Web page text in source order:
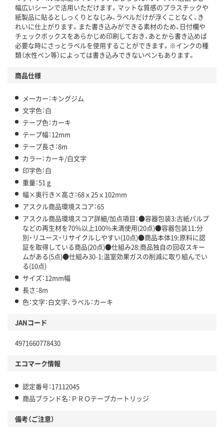
この商品の環境配慮ポイントです。下記商品詳細「
アスクル商品環境スコア詳細／加点項目
」で確認できます。
幅広いシーンで活用いただけます。マットな質感のプラスチックや
紙製品に貼るとしっくりとなじみ、ラベルだけが浮くことなく、き
れいに仕上がります。また書き込みができる素材のため、日付欄や
チェックボックスをあらかじめ印刷しておき、あとから書き込めば
必要な時にさっとラベルを使用することができます。※インクの種
類（水性ペン等）によっては書き込みできないペンもあります。
商品仕様
メーカー：キングジム
文字色：白
テープ色：カーキ
テープ幅：12mm
テープ長さ：8m
カラー：カーキ/白文字
印字色：白
重量：51 g
幅×奥行き×高さ：68ｘ25ｘ102mm
アスクル商品環境スコア：65
アスクル商品環境スコア詳細/加点項目：●容器包装3:古紙パルプ
などの再生材を70％以上100％未満使用(20点)●容器包装11:分
別・リユース・リサイクルしやすい(10点)●商品本体19:原料に認
証を取得している商品(20点)●仕組み28:商品独自の回収スキー
ムがある(5点)●仕組み30-1:温室効果ガスの削減に取り組んでい
る(10点)
サイズ：12mm幅
長さ：8m
色：文字：白文字、ラベル：カーキ
JANコード
4971660778430
エコマーク情報
認定番号：17112045
商品ブランド名：ＰＲＯテープカートリッジ
備考（ご注意）